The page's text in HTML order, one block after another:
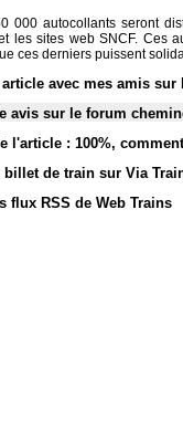
000 autocollants seront
les sites web SNCF. Ces
ces derniers puissent
article avec mes amis sur
avis sur le forum
l'article : 100%,
billet de train sur Via
flux RSS de Web Trains